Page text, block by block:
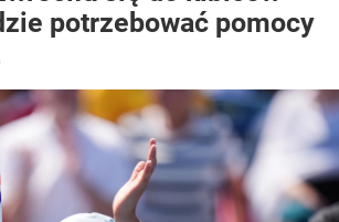
potrzebować pomocy